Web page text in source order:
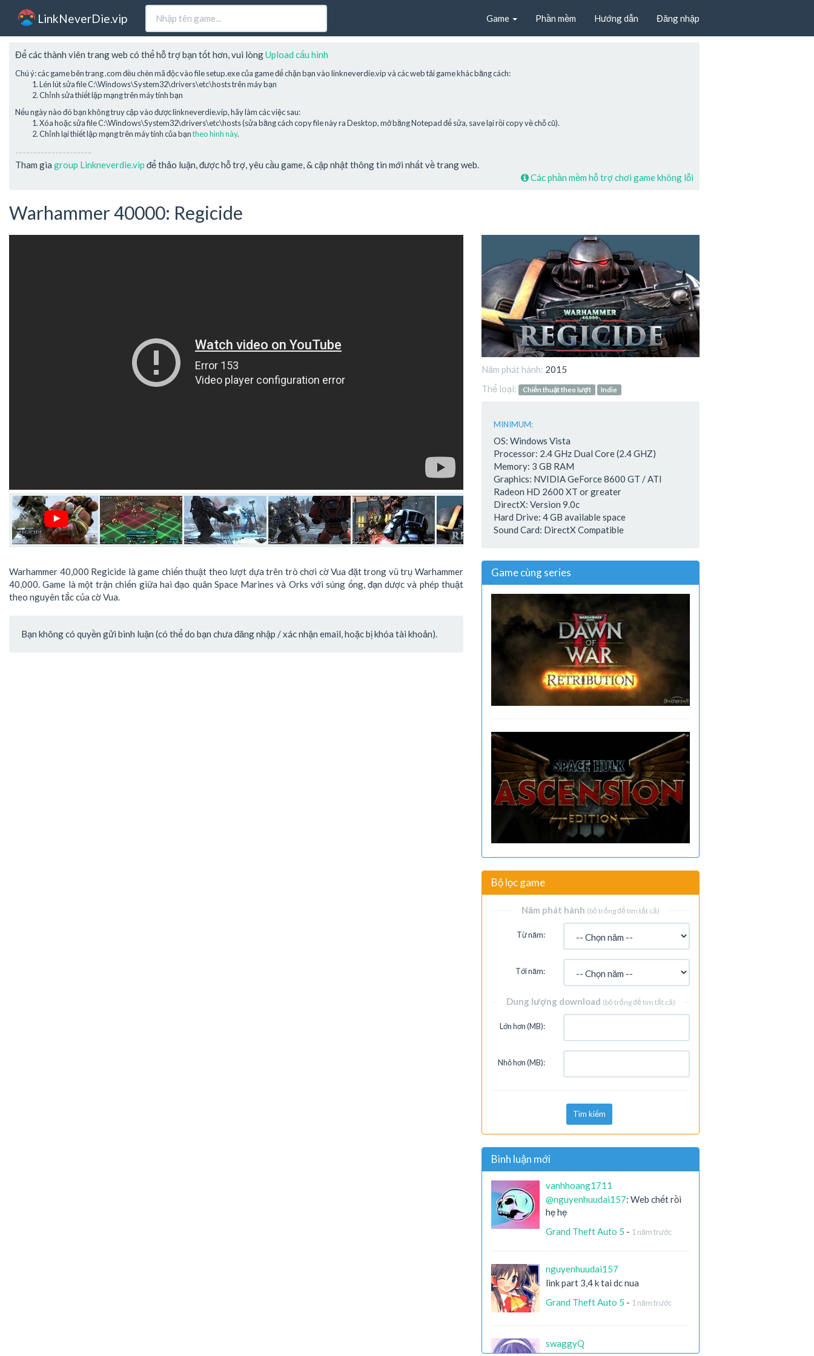
LinkNeverDie.vip Game Phần mềm Hướng dẫn Đăng nhập
Để các thành viên trang web có thể hỗ trợ bạn tốt hơn, vui lòngUpload cấu hình
Chú ý: các game bên trang .com đều chèn mã độc vào file setup.exe của game để chặn bạn vào linkneverdie.vip và các web tải game khác bằng cách:
Lén lút sửa file C:\Windows\System32\drivers\etc\hosts trên máy bạn
Chỉnh sửa thiết lập mạng trên máy tính bạn
Nếu ngày nào đó bạn không truy cập vào được linkneverdie.vip, hãy làm các việc sau:
Xóa hoặc sửa file C:\Windows\System32\drivers\etc\hosts (sửa bằng cách copy file này ra Desktop, mở bằng Notepad để sửa, save lại rồi copy về chỗ cũ).
Chỉnh lại thiết lập mạng trên máy tính của bạntheo hình này.
---------------------
Tham gia group Linkneverdie.vip để thảo luận, được hỗ trợ, yêu cầu game, & cập nhật thông tin mới nhất về trang web.
Các phần mềm hỗ trợ chơi game không lỗi
Warhammer 40000: Regicide
Warhammer 40,000 Regicide là game chiến thuật theo lượt dựa trên trò chơi cờ Vua đặt trong vũ trụ Warhammer
40,000. Game là một trận chiến giữa hai đạo quân Space Marines và Orks với súng ống, đạn dược và phép thuật
theo nguyên tắc của cờ Vua.
Bạn không có quyền gửi bình luận (có thể do bạn chưa đăng nhập / xác nhận email, hoặc bị khóa tài khoản).
Năm phát hành: 2015
Thể loại:
Chiến thuật theo lượt Indie
MINIMUM:
OS: Windows Vista
Processor: 2.4 GHz Dual Core (2.4 GHZ)
Memory: 3 GB RAM
Graphics: NVIDIA GeForce 8600 GT / ATI
Radeon HD 2600 XT or greater
DirectX: Version 9.0c
Hard Drive: 4 GB available space
Sound Card: DirectX Compatible
Game cùng series
Bộ lọc game
Năm phát hành (bỏ trống để tìm tất cả)
Từ năm:
Tới năm:
Dung lượng download (bỏ trống để tìm tất cả)
Lớn hơn (MB):
Nhỏ hơn (MB):
Tìm kiếm
Bình luận mới
vanhhoang1711
@nguyenhuudai157: Web chết rồi
hẹ hẹ
Grand Theft Auto 5 - 1 năm trước
nguyenhuudai157
link part 3,4 k tai dc nua
Grand Theft Auto 5 - 1 năm trước
swaggyQ